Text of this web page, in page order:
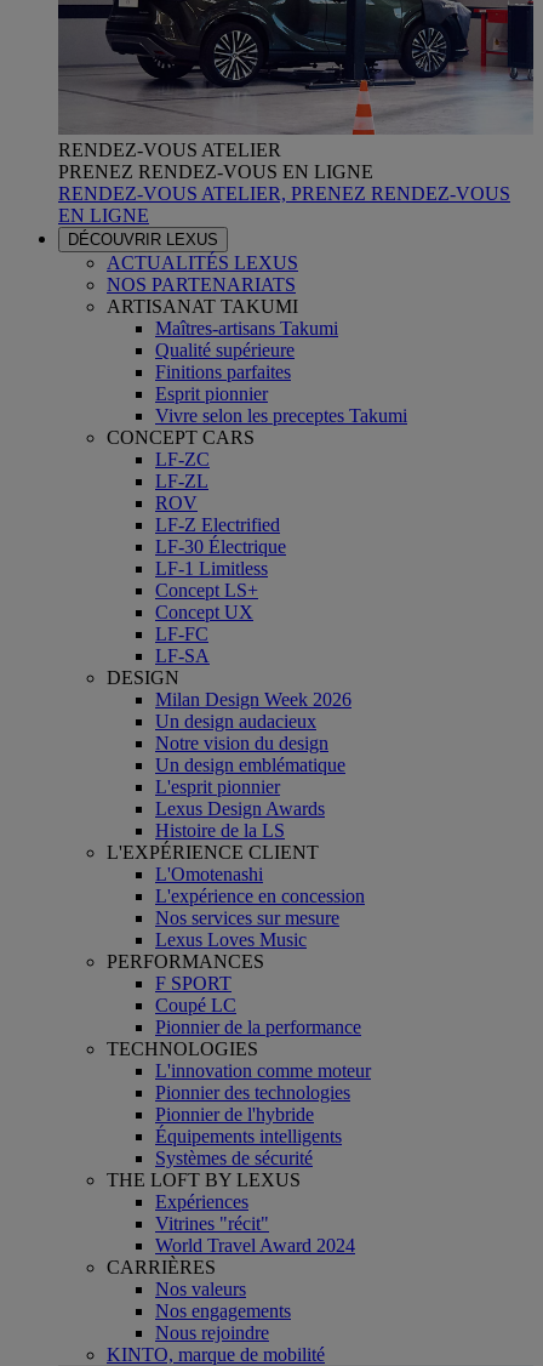
RENDEZ-VOUS ATELIER
PRENEZ RENDEZ-VOUS EN LIGNE
RENDEZ-VOUS ATELIER, PRENEZ RENDEZ-VOUS
EN LIGNE
DÉCOUVRIR LEXUS
ACTUALITÉS LEXUS
NOS PARTENARIATS
ARTISANAT TAKUMI
Maîtres-artisans Takumi
Qualité supérieure
Finitions parfaites
Esprit pionnier
Vivre selon les preceptes Takumi
CONCEPT CARS
LF-ZC
LF-ZL
ROV
LF-Z Electrified
LF-30 Électrique
LF-1 Limitless
Concept LS+
Concept UX
LF-FC
LF-SA
DESIGN
Milan Design Week 2026
Un design audacieux
Notre vision du design
Un design emblématique
L'esprit pionnier
Lexus Design Awards
Histoire de la LS
L'EXPÉRIENCE CLIENT
L'Omotenashi
L'expérience en concession
Nos services sur mesure
Lexus Loves Music
PERFORMANCES
F SPORT
Coupé LC
Pionnier de la performance
TECHNOLOGIES
L'innovation comme moteur
Pionnier des technologies
Pionnier de l'hybride
Équipements intelligents
Systèmes de sécurité
THE LOFT BY LEXUS
Expériences
Vitrines "récit"
World Travel Award 2024
CARRIÈRES
Nos valeurs
Nos engagements
Nous rejoindre
KINTO, marque de mobilité